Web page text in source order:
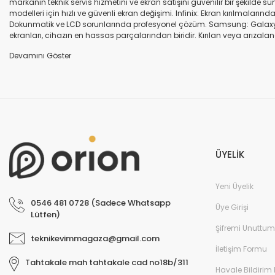
markanın teknik servis hizmetini ve ekran satışını güvenilir bir şekilde
modelleri için hızlı ve güvenli ekran değişimi. Infinix: Ekran
Dokunmatik ve LCD sorunlarında profesyonel çözüm. Samsung:
ekranları, cihazın en hassas parçalarından biridir. Kırılan veya
uyumlu olup olmadığına dikkat ediniz. HK-ZY-A.Kalite ekran: Daha
0546 481 0728 (Sadece Whatsapp
Lütfen)
teknikevimmagaza@gmail.com
Tahtakale mah tahtakale cad no18b/311
ÜYELİK
Yeni Üyelik
Üye Girişi
Şifremi Unuttum
İletişim Formu
Havale Bildirim